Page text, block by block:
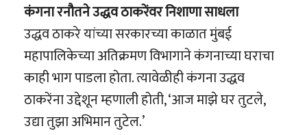
कंगना रनौतने उद्धव ठाकरेंवर निशाणा साधला
उद्धव ठाकरे यांच्या सरकारच्या काळात मुंबई
महापालिकेच्या अतिक्रमण विभागाने कंगनाच्या घराचा
काही भाग पाडला होता. त्यावेळीही कंगना उद्धव
ठाकरेंना उद्देशून म्हणाली होती, ‘आज माझे घर तुटले,
उद्या तुझा अभिमान तुटेल.’